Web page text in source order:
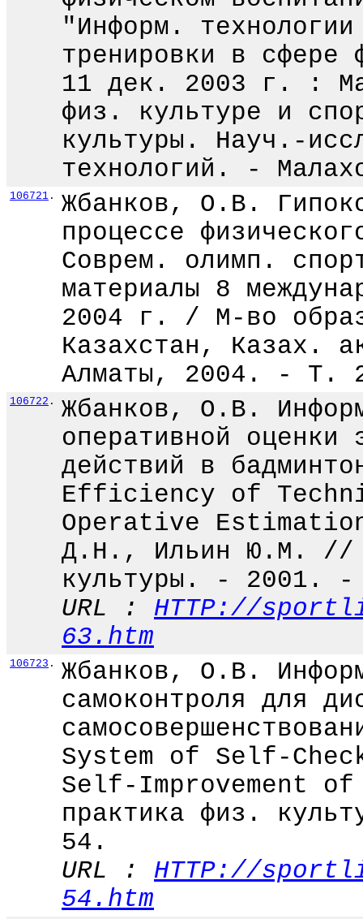
"Информ.
тренировки в
11 дек. 2003 г. :
физ. культуре и
культуры. Науч.-
технологий. -
106721 .
Жбанков, О.В.
процессе
Соврем. олимп.
материалы 8
2004 г. / М-во
Казахстан, Казах.
Алматы, 2004. -
106722 .
Жбанков, О.В.
оперативной оценки
действий в
Efficiency of
Operative
Д.Н., Ильин Ю.М. //
культуры. -
URL : HTTP://
63.htm
106723 .
Жбанков, О.В.
самоконтроля для
System of Self-
Self-Improvement
практика физ.
54.
URL : HTTP://
54.htm